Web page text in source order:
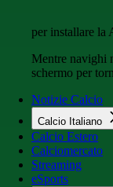
per installare la
Mentre navighi
schermo per
Notizie Calcio
Calcio Italiano
Calcio Estero
Calciomercato
Streaming
eSports